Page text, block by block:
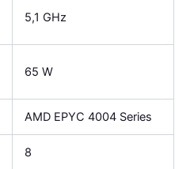
5,1 GHz
65 W
AMD EPYC 4004 Series
8